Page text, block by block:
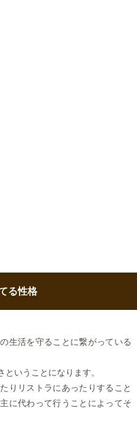
る性格
生活を守ることに繋がっている
いうことになります。
りリストラにあったりすること
に代わって行うことによってそ